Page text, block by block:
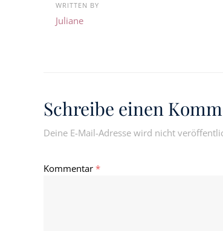
WRITTEN BY
Juliane
Schreibe einen
Deine E-Mail-Adresse wird nicht
Kommentar *